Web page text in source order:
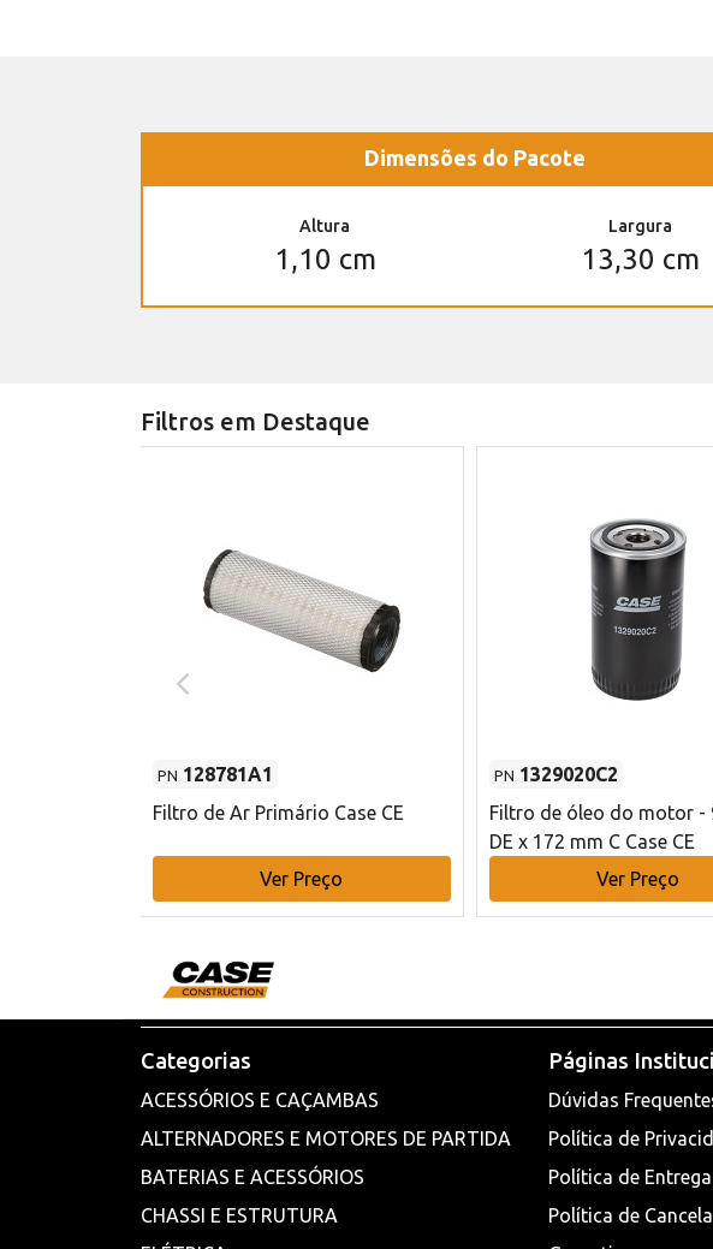
Dimensões do Pacote
Altura
1,10 cm
Largura
13,30 cm
Filtros em Destaque
PN 128781A1
Filtro de Ar Primário Case CE
Ver Preço
PN 1329020C2
Filtro de óleo do motor -
DE x 172 mm C Case CE
Ver Preço
Categorias
ACESSÓRIOS E CAÇAMBAS
ALTERNADORES E MOTORES DE PARTIDA
BATERIAS E ACESSÓRIOS
CHASSI E ESTRUTURA
Páginas
Dúvidas
Política de
Política de
Política de